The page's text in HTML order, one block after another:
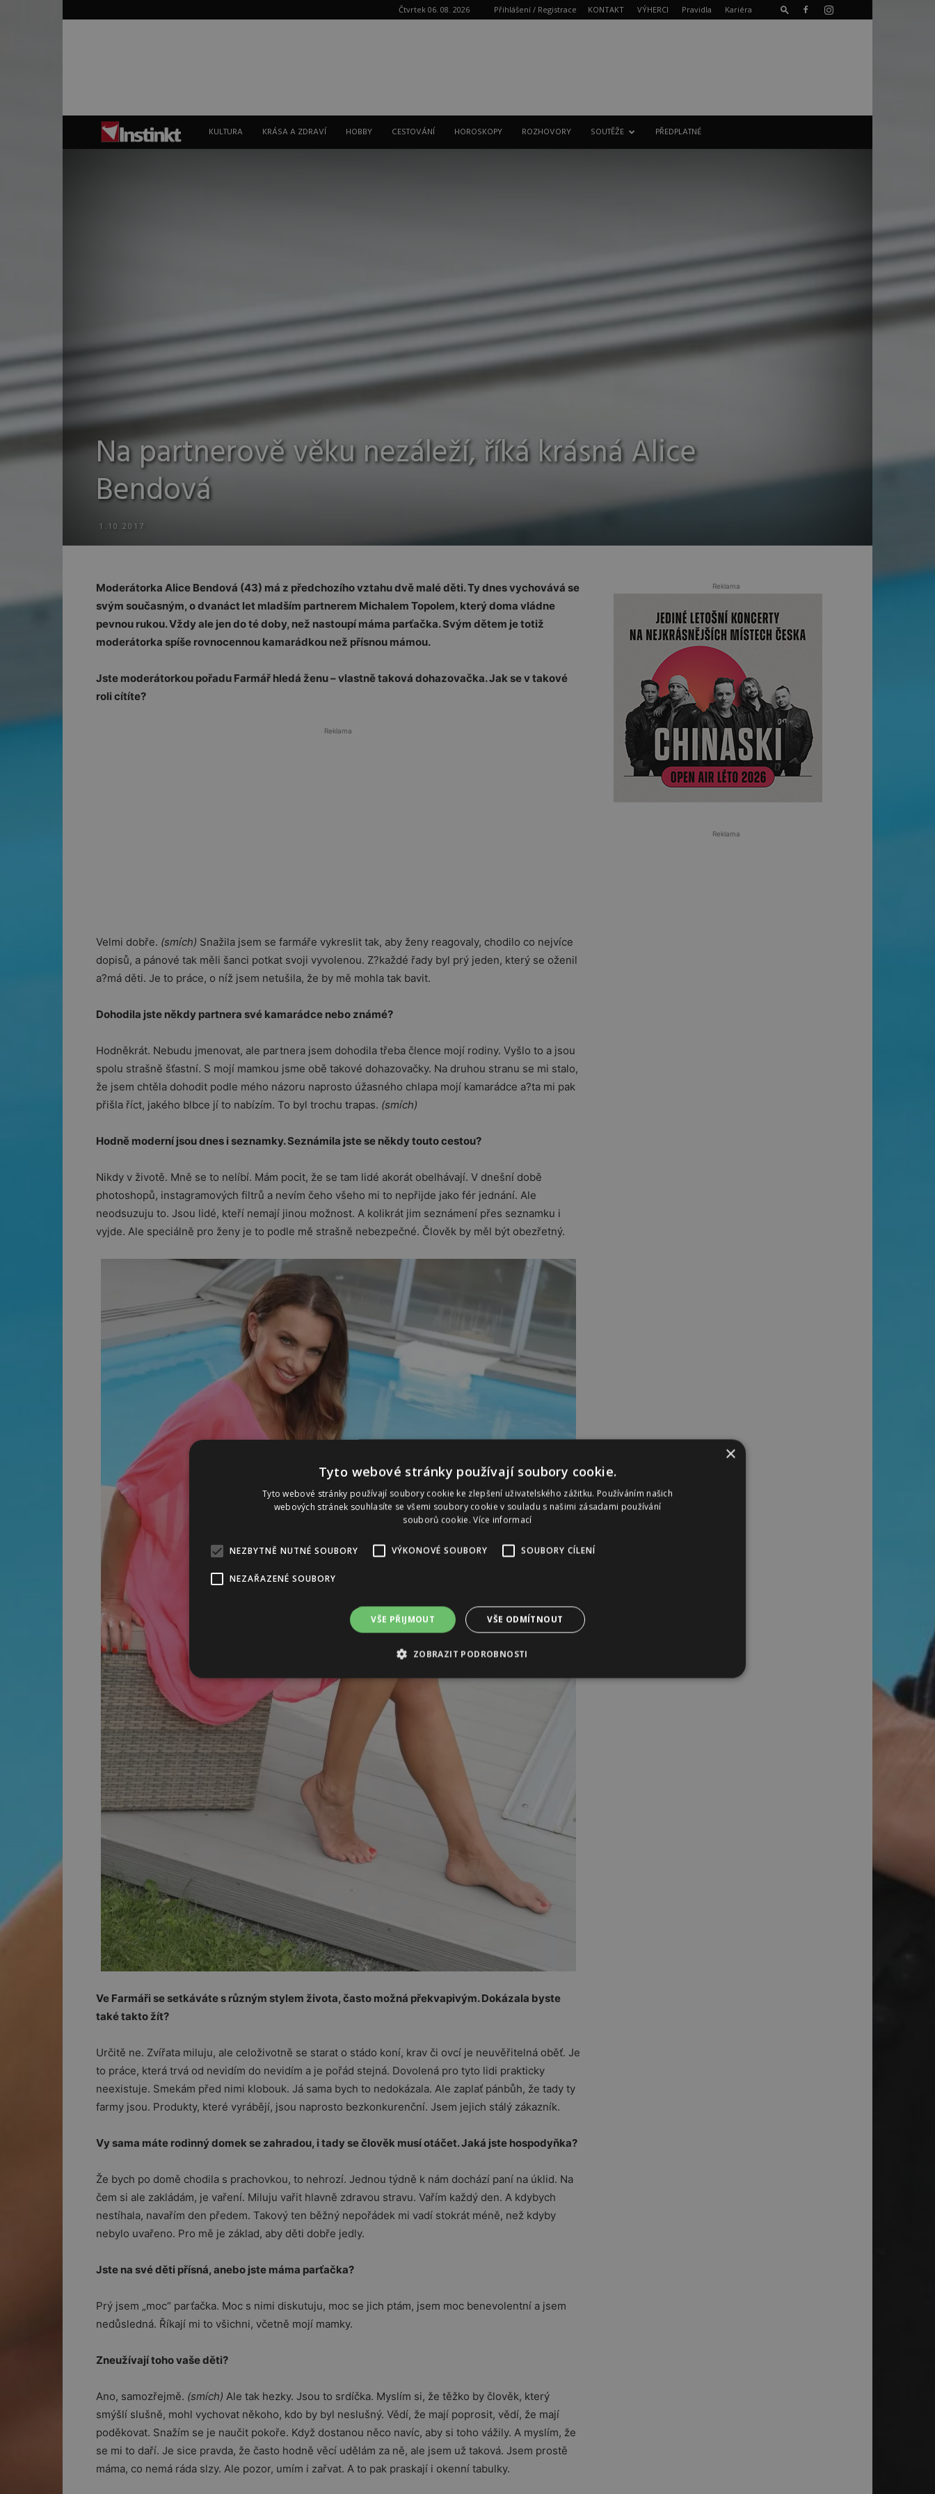
Čtvrtek 06. 08. 2026 Přihlášení / Registrace KONTAKT VÝHERCI Pravidla Kariéra
Instinkt
KULTURA KRÁSA A ZDRAVÍ HOBBY CESTOVÁNÍ HOROSKOPY ROZHOVORY SOUTĚŽE PŘEDPLATNÉ
Na partnerově věku nezáleží, říká krásná Alice
Bendová
1.10.2017
Moderátorka Alice Bendová (43) má z předchozího vztahu dvě malé děti. Ty dnes vychovává se
svým současným, o dvanáct let mladším partnerem Michalem Topolem, který doma vládne
pevnou rukou. Vždy ale jen do té doby, než nastoupí máma parťačka. Svým dětem je totiž
moderátorka spíše rovnocennou kamarádkou než přísnou mámou.
Jste moderátorkou pořadu Farmář hledá ženu – vlastně taková dohazovačka. Jak se v takové
roli cítíte?
Reklama
Velmi dobře. (smích) Snažila jsem se farmáře vykreslit tak, aby ženy reagovaly, chodilo co nejvíce
dopisů, a pánové tak měli šanci potkat svoji vyvolenou. Z?každé řady byl prý jeden, který se oženil
a?má děti. Je to práce, o níž jsem netušila, že by mě mohla tak bavit.
Dohodila jste někdy partnera své kamarádce nebo známé?
Hodněkrát. Nebudu jmenovat, ale partnera jsem dohodila třeba člence mojí rodiny. Vyšlo to a jsou
spolu strašně šťastní. S mojí mamkou jsme obě takové dohazovačky. Na druhou stranu se mi stalo,
že jsem chtěla dohodit podle mého názoru naprosto úžasného chlapa mojí kamarádce a?ta mi pak
přišla říct, jakého blbce jí to nabízím. To byl trochu trapas. (smích)
Hodně moderní jsou dnes i seznamky. Seznámila jste se někdy touto cestou?
Nikdy v životě. Mně se to nelíbí. Mám pocit, že se tam lidé akorát obelhávají. V dnešní době
photoshopů, instagramových filtrů a nevím čeho všeho mi to nepřijde jako fér jednání. Ale
neodsuzuju to. Jsou lidé, kteří nemají jinou možnost. A kolikrát jim seznámení přes seznamku i
vyjde. Ale speciálně pro ženy je to podle mě strašně nebezpečné. Člověk by měl být obezřetný.
Ve Farmáři se setkáváte s různým stylem života, často možná překvapivým. Dokázala byste
také takto žít?
Určitě ne. Zvířata miluju, ale celoživotně se starat o stádo koní, krav či ovcí je neuvěřitelná oběť. Je
to práce, která trvá od nevidím do nevidím a je pořád stejná. Dovolená pro tyto lidi prakticky
neexistuje. Smekám před nimi klobouk. Já sama bych to nedokázala. Ale zaplať pánbůh, že tady ty
farmy jsou. Produkty, které vyrábějí, jsou naprosto bezkonkurenční. Jsem jejich stálý zákazník.
Vy sama máte rodinný domek se zahradou, i tady se člověk musí otáčet. Jaká jste hospodyňka?
Že bych po domě chodila s prachovkou, to nehrozí. Jednou týdně k nám dochází paní na úklid. Na
čem si ale zakládám, je vaření. Miluju vařit hlavně zdravou stravu. Vařím každý den. A kdybych
nestíhala, navařím den předem. Takový ten běžný nepořádek mi vadí stokrát méně, než kdyby
nebylo uvařeno. Pro mě je základ, aby děti dobře jedly.
Jste na své děti přísná, anebo jste máma parťačka?
Prý jsem „moc“ parťačka. Moc s nimi diskutuju, moc se jich ptám, jsem moc benevolentní a jsem
nedůsledná. Říkají mi to všichni, včetně mojí mamky.
Zneužívají toho vaše děti?
Ano, samozřejmě. (smích) Ale tak hezky. Jsou to srdíčka. Myslím si, že těžko by člověk, který
smýšlí slušně, mohl vychovat někoho, kdo by byl neslušný. Vědí, že mají poprosit, vědí, že mají
poděkovat. Snažím se je naučit pokoře. Když dostanou něco navíc, aby si toho vážily. A myslím, že
se mi to daří. Je sice pravda, že často hodně věcí udělám za ně, ale jsem už taková. Jsem prostě
máma, co nemá ráda slzy. Ale pozor, umím i zařvat. A to pak praskají i okenní tabulky.
Reklama
Reklama
×
Tyto webové stránky používají soubory cookie.
Tyto webové stránky používají soubory cookie ke zlepšení uživatelského zážitku. Používáním našich
webových stránek souhlasíte se všemi soubory cookie v souladu s našimi zásadami používání
souborů cookie.Více informací
NEZBYTNĚ NUTNÉ SOUBORY VÝKONOVÉ SOUBORY SOUBORY CÍLENÍ
NEZAŘAZENÉ SOUBORY
VŠE PŘIJMOUT VŠE ODMÍTNOUT
ZOBRAZIT PODROBNOSTI